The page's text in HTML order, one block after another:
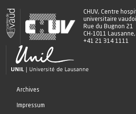
CHUV, Centre
universitaire
Rue du Bugnon 21
CH-1011
+41 21 314 1111
Archives
Impressum